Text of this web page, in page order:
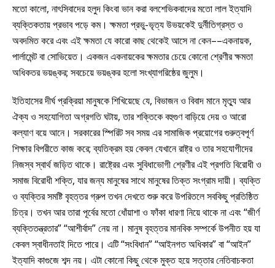
মতো কালো, নাৎসিবাদের হলুদ কিংবা ভান করা বলশেভিকবাদের মতো লাল ইত্যাদি
ব্যক্তিকতায় প্রভাব পড়ে কম। ক্ষমতা প্রভু-ভৃত্য উভয়কেই দুর্নীতিগ্রস্ত ও
অবদমিত করে এবং এই ক্ষমতা যে কারো কাছ থেকেই আসে না কেন––একনায়ক,
পার্লামেন্ট বা সোভিয়েত। একজন একনায়কের ক্ষমতার চেয়ে কোনো শ্রেণীর ক্ষমতা
অধিকতর ভয়ঙ্কর; সবচেয়ে ভয়ঙ্কর হলো সংখ্যাগরিষ্ঠের জুলুম।
ইতিহাসের দীর্ঘ প্রক্রিয়া মানুষকে শিখিয়েছে যে, বিভাজন ও বিবাদ মানে মৃত্যু আর
ঐক্য ও সহযোগিতা অগ্রগতি ঘটায়, তার শক্তিকে বহুগুণ বাড়িয়ে দেয় ও আরো
কল্যাণ বয়ে আনে। সরকারের স্পিরিট সব সময় এর সামাজিক প্রয়োগের গুরুত্বপূর্ণ
শিক্ষার বিপরীতে কাজ করে; ব্যতিক্রম হয় কেবল যেখানে রাষ্ট্র ও তার সহযোগীদের
নিজস্ব স্বার্থ জড়িত থাকে। রাষ্ট্রের এবং সুবিধাভোগী শ্রেণীর এই প্রগতি বিরোধী ও
সমাজ বিরোধী শক্তি, যার জন্য মানুষের সাথে মানুষের তিক্ত সংগ্রাম দায়ী। ব্যক্তি
ও ব্যক্তির সমষ্টি বৃহত্তর গ্রুপ তখন দেখতে শুরু করে উপরিতলে সবকিছু প্রতিষ্ঠিত
চিত্র। তখন আর তারা পূর্বের মতো ধোঁয়াশা ও ফাঁকা ধারণা নিয়ে থাকে না এবং “জীর্ণ
ব্যক্তিতন্ত্রতার” “আশীর্বাদ” নেয় না। মানুষ বৃহত্তর মানবিক সম্পর্কে উপনীত হয় যা
কেবল স্বাধীনতাই দিতে পারে। এটি “সংবিধান” “আইনগত অধিকার” বা “আইন”
ইত্যাদি কাগুজে শব্দ নয়। এটা কোনো কিছু থেকে মুক্ত হয়ে সত্তার নেতিবাচকতা